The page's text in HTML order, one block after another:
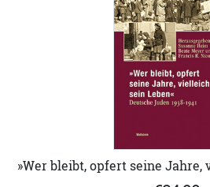
»Wer bleibt, opfert seine Jahre,